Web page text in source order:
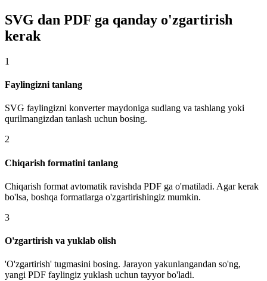
SVG dan PDF ga qanday o'zgartirish
kerak
1
Faylingizni tanlang
SVG faylingizni konverter maydoniga sudlang va tashlang yoki
qurilmangizdan tanlash uchun bosing.
2
Chiqarish formatini tanlang
Chiqarish format avtomatik ravishda PDF ga o'rnatiladi. Agar kerak
bo'lsa, boshqa formatlarga o'zgartirishingiz mumkin.
3
O'zgartirish va yuklab olish
'O'zgartirish' tugmasini bosing. Jarayon yakunlangandan so'ng,
yangi PDF faylingiz yuklash uchun tayyor bo'ladi.